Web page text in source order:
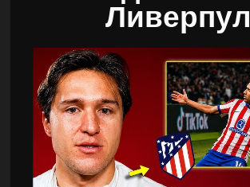
Ливерпул